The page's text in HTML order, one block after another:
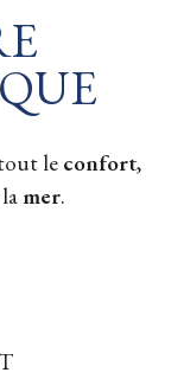
le confort,
mer.